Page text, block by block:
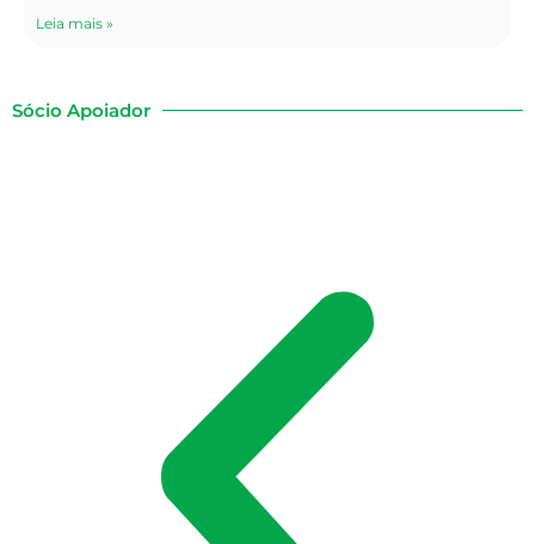
Leia mais »
Sócio Apoiador